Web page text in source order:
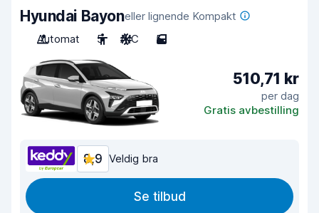
Hyundai Bayoneller lignende Kompakt
Automat
5 A/C 5
510,71 kr
per dag
Gratis avbestilling
8,9 Veldig bra
Se tilbud